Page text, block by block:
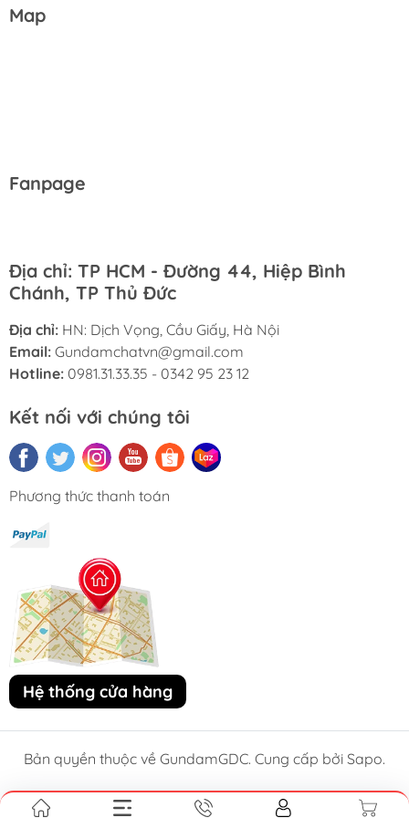
Map
Fanpage
Địa chỉ: TP HCM - Đường 44, Hiệp Bình
Chánh, TP Thủ Đức
Địa chỉ: HN: Dịch Vọng, Cầu Giấy, Hà Nội
Email: Gundamchatvn@gmail.com
Hotline: 0981.31.33.35 - 0342 95 23 12
Kết nối với chúng tôi
Phương thức thanh toán
Hệ thống cửa hàng
Bản quyền thuộc về GundamGDC. Cung cấp bởi Sapo.